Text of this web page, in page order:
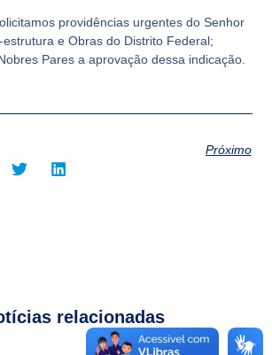
providências urgentes do Senhor
e Obras do Distrito Federal;
Pares a aprovação dessa indicação.
Próximo
relacionadas